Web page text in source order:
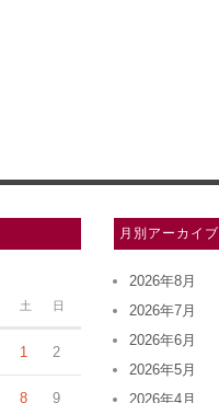
土 日
1 2
8 9
月別アーカイブ
2026年8月
2026年7月
2026年6月
2026年5月
2026年4月